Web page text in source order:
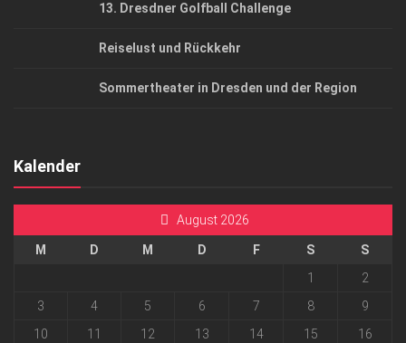
13. Dresdner Golfball Challenge
Reiselust und Rückkehr
Sommertheater in Dresden und der Region
Kalender
August 2026
M D M D F S
S
1
2
3
4 5 6 7 8
9
10
11 12 13 14 15
16